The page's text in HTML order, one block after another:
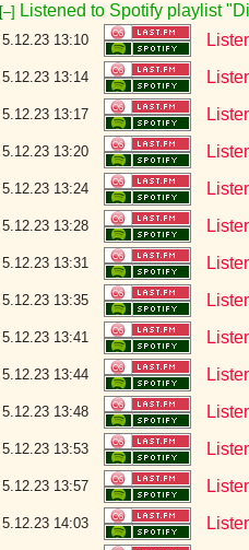
[–] Listened to Spotify playlist
5.12.23 13:10
5.12.23 13:14
5.12.23 13:17
5.12.23 13:20
5.12.23 13:24
5.12.23 13:28
5.12.23 13:31
5.12.23 13:35
5.12.23 13:41
5.12.23 13:44
5.12.23 13:48
5.12.23 13:53
5.12.23 13:57
5.12.23 14:03